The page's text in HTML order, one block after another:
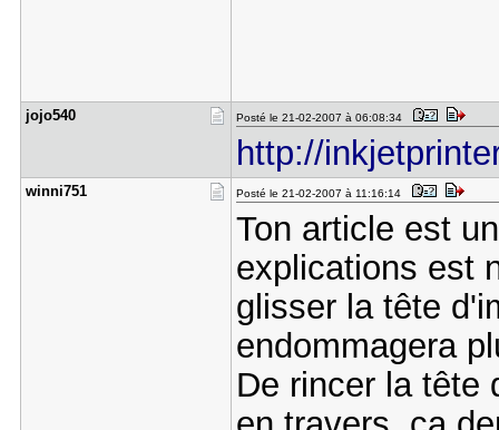
jojo540 Posté le 21-02-2007 à 06:08:34
http://
winni751 Posté le 21-02-2007 à 11:16:14
Ton article est
explications est
glisser la tête
endommagera
De rincer la tête